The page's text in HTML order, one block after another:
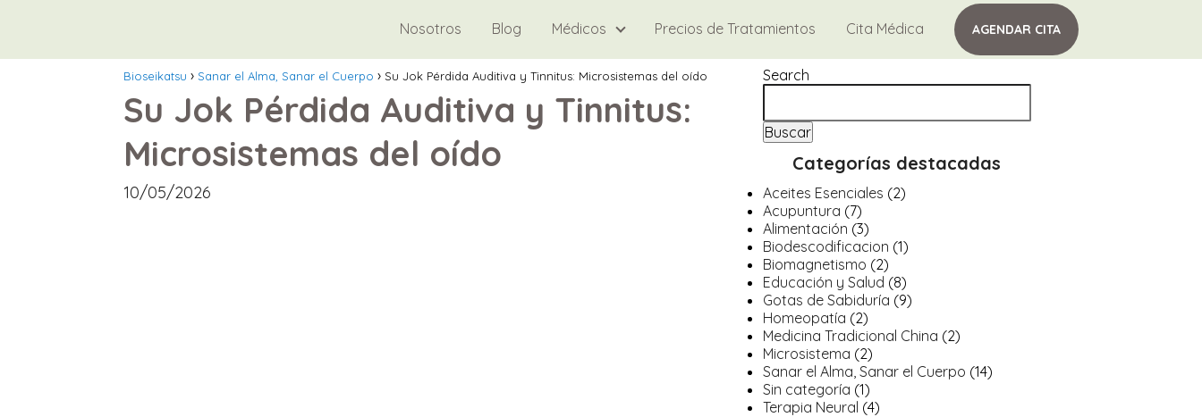
Nosotros Blog Médicos Precios de Tratamientos Cita Médica AGENDAR CITA
Bioseikatsu Sanar el Alma, Sanar el Cuerpo Su Jok Pérdida Auditiva y Tinnitus: Microsistemas del oído
Su Jok Pérdida Auditiva y Tinnitus:
Microsistemas del oído
10/05/2026
Search
Buscar
Categorías destacadas
Aceites Esenciales (2)
Acupuntura (7)
Alimentación (3)
Biodescodificacion (1)
Biomagnetismo (2)
Educación y Salud (8)
Gotas de Sabiduría (9)
Homeopatía (2)
Medicina Tradicional China (2)
Microsistema (2)
Sanar el Alma, Sanar el Cuerpo (14)
Sin categoría (1)
Terapia Neural (4)